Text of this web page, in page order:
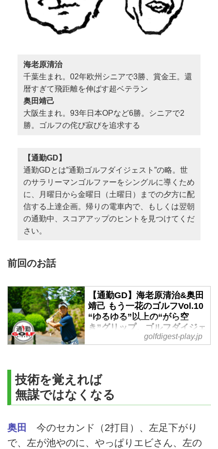
海老原清治
千葉生まれ。02年欧州シニアで3勝、賞金王。還
暦すぎて飛距離を伸ばす超ベテラン
奥田靖己
大阪生まれ。93年日本OPなど6勝。シニアで2
勝。ゴルフの侘び寂びを追求する
【通勤GD】
通勤GDとは‟通勤ゴルフダイジェスト”の略。世
のサラリーマンゴルファーをシングルに導くため
に、月曜日から金曜日（土曜日）までの夕方に配
信する上達企画。帰りの電車内で、もしくは翌朝
の通勤中、スコアアップのヒントを見つけてくだ
さい。
前回のお話
【通勤GD】海老原清治&奥田
靖己 もう一花のゴルフVol.10
“ゆるゆる”以上の“がら空
き”グリップ。ゴルフダイジェ
ストWEB - ゴルフへ行こう
ルフの代名詞。余計な力を抜き、
ヘッドを走らすための大事なポイ
ントだと説きます。対して、海老
今週の通勤GDは「もう一花のゴ
ルフ」Vol.10。
golfdigest-play.jp
技術を覚えれば
無謀ではなくなる
奥田
今のセカンド（2打目）、左足下がり
で、左が池やのに、やっぱりエビさん、左の